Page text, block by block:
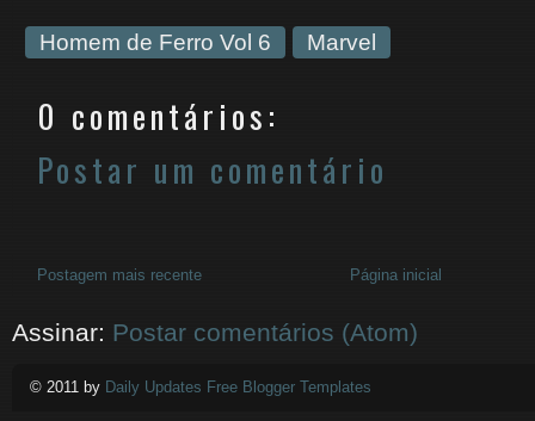
Homem de Ferro Vol 6 Marvel
0 comentários:
Postar um comentário
Postagem mais recente Página inicial
Assinar: Postar comentários (Atom)
© 2011 by Daily Updates Free Blogger Templates